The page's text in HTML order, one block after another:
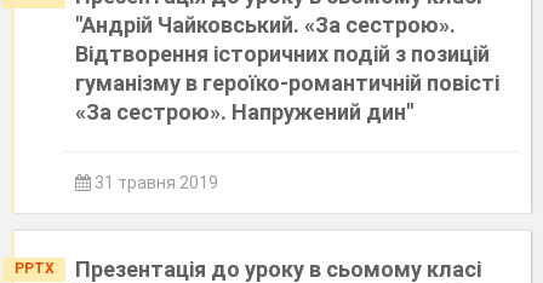
"Андрій Чайковський. «За сестрою».
Відтворення історичних подій з позицій
гуманізму в героїко-романтичній повісті
«За сестрою». Напружений дин"
31 травня 2019
PPTX
Презентація до уроку в сьомому класі